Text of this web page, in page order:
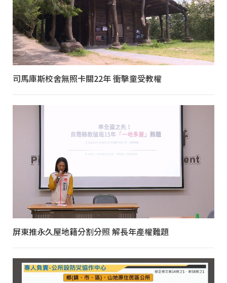
司馬庫斯校舍無照卡關22年 衝擊童受教權
屏東推永久屋地籍分割分照 解長年產權難題